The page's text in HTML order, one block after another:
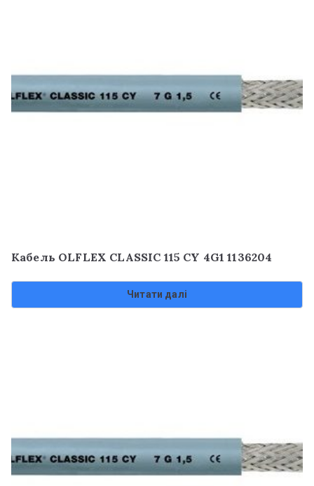
Кабель OLFLEX CLASSIC 115 CY 4G1 1136204
Читати далі